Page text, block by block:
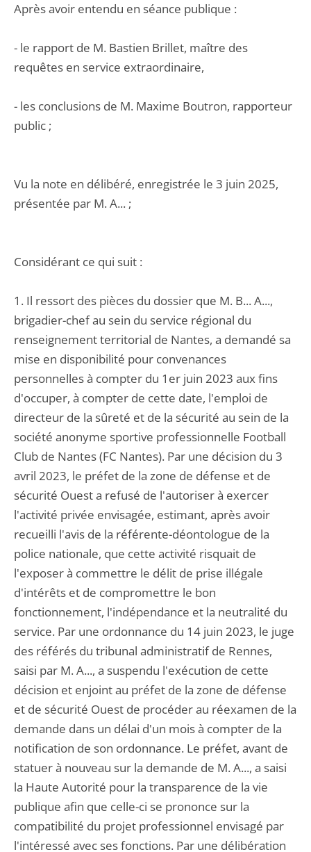
Après avoir entendu en séance publique :
- le rapport de M. Bastien Brillet, maître des
requêtes en service extraordinaire,
- les conclusions de M. Maxime Boutron, rapporteur
public ;
Vu la note en délibéré, enregistrée le 3 juin 2025,
présentée par M. A... ;
Considérant ce qui suit :
1. Il ressort des pièces du dossier que M. B... A...,
brigadier-chef au sein du service régional du
renseignement territorial de Nantes, a demandé sa
mise en disponibilité pour convenances
personnelles à compter du 1er juin 2023 aux fins
d'occuper, à compter de cette date, l'emploi de
directeur de la sûreté et de la sécurité au sein de la
société anonyme sportive professionnelle Football
Club de Nantes (FC Nantes). Par une décision du 3
avril 2023, le préfet de la zone de défense et de
sécurité Ouest a refusé de l'autoriser à exercer
l'activité privée envisagée, estimant, après avoir
recueilli l'avis de la référente-déontologue de la
police nationale, que cette activité risquait de
l'exposer à commettre le délit de prise illégale
d'intérêts et de compromettre le bon
fonctionnement, l'indépendance et la neutralité du
service. Par une ordonnance du 14 juin 2023, le juge
des référés du tribunal administratif de Rennes,
saisi par M. A..., a suspendu l'exécution de cette
décision et enjoint au préfet de la zone de défense
et de sécurité Ouest de procéder au réexamen de la
demande dans un délai d'un mois à compter de la
notification de son ordonnance. Le préfet, avant de
statuer à nouveau sur la demande de M. A..., a saisi
la Haute Autorité pour la transparence de la vie
publique afin que celle-ci se prononce sur la
compatibilité du projet professionnel envisagé par
l'intéressé avec ses fonctions. Par une délibération